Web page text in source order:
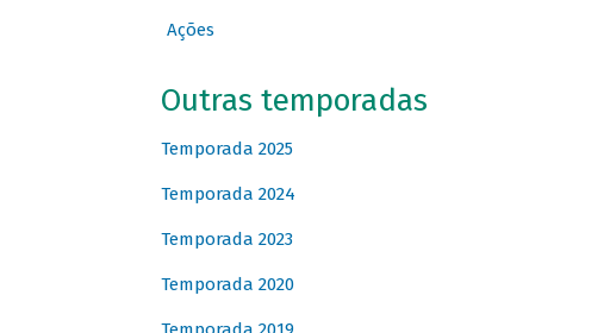
Ações
Outras temporadas
Temporada 2025
Temporada 2024
Temporada 2023
Temporada 2020